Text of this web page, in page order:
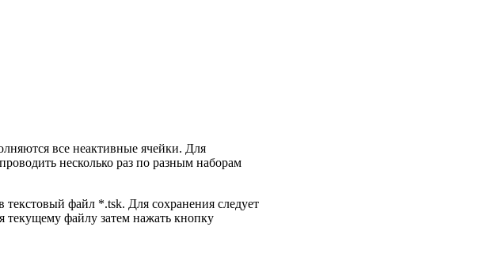
все неактивные ячейки. Для
несколько раз по разным наборам
файл *.tsk. Для сохранения следует
текущему файлу затем нажать кнопку